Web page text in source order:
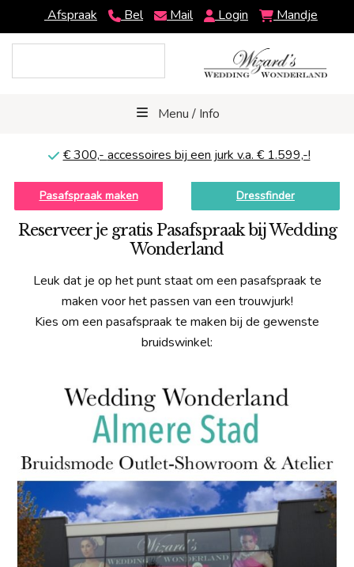
Afspraak Bel Mail Login Mandje
Menu / Info
€ 300,- accessoires bij een jurk v.a. € 1.599,-!
Pasafspraak maken Dressfinder
Reserveer je gratis Pasafspraak bij Wedding
Wonderland
Leuk dat je op het punt staat om een pasafspraak te
maken voor het passen van een trouwjurk!
Kies om een pasafspraak te maken bij de gewenste
bruidswinkel: